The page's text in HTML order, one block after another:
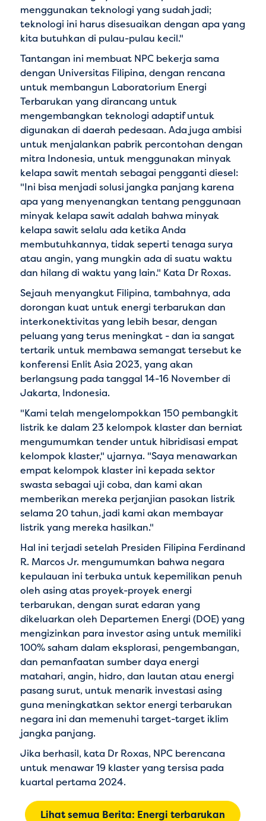
menggunakan teknologi yang sudah jadi;
teknologi ini harus disesuaikan dengan apa yang
kita butuhkan di pulau-pulau kecil."
Tantangan ini membuat NPC bekerja sama
dengan Universitas Filipina, dengan rencana
untuk membangun Laboratorium Energi
Terbarukan yang dirancang untuk
mengembangkan teknologi adaptif untuk
digunakan di daerah pedesaan. Ada juga ambisi
untuk menjalankan pabrik percontohan dengan
mitra Indonesia, untuk menggunakan minyak
kelapa sawit mentah sebagai pengganti diesel:
"Ini bisa menjadi solusi jangka panjang karena
apa yang menyenangkan tentang penggunaan
minyak kelapa sawit adalah bahwa minyak
kelapa sawit selalu ada ketika Anda
membutuhkannya, tidak seperti tenaga surya
atau angin, yang mungkin ada di suatu waktu
dan hilang di waktu yang lain." Kata Dr Roxas.
Sejauh menyangkut Filipina, tambahnya, ada
dorongan kuat untuk energi terbarukan dan
interkonektivitas yang lebih besar, dengan
peluang yang terus meningkat - dan ia sangat
tertarik untuk membawa semangat tersebut ke
konferensi Enlit Asia 2023, yang akan
berlangsung pada tanggal 14-16 November di
Jakarta, Indonesia.
"Kami telah mengelompokkan 150 pembangkit
listrik ke dalam 23 kelompok klaster dan berniat
mengumumkan tender untuk hibridisasi empat
kelompok klaster," ujarnya. "Saya menawarkan
empat kelompok klaster ini kepada sektor
swasta sebagai uji coba, dan kami akan
memberikan mereka perjanjian pasokan listrik
selama 20 tahun, jadi kami akan membayar
listrik yang mereka hasilkan."
Hal ini terjadi setelah Presiden Filipina Ferdinand
R. Marcos Jr. mengumumkan bahwa negara
kepulauan ini terbuka untuk kepemilikan penuh
oleh asing atas proyek-proyek energi
terbarukan, dengan surat edaran yang
dikeluarkan oleh Departemen Energi (DOE) yang
mengizinkan para investor asing untuk memiliki
100% saham dalam eksplorasi, pengembangan,
dan pemanfaatan sumber daya energi
matahari, angin, hidro, dan lautan atau energi
pasang surut, untuk menarik investasi asing
guna meningkatkan sektor energi terbarukan
negara ini dan memenuhi target-target iklim
jangka panjang.
Jika berhasil, kata Dr Roxas, NPC berencana
untuk menawar 19 klaster yang tersisa pada
kuartal pertama 2024.
Lihat semua Berita: Energi terbarukan